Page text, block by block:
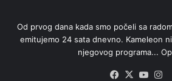
Od prvog dana kada smo počeli sa
emitujemo 24 sata dnevno. Kameleon
njegovog programa...
Facebook
X